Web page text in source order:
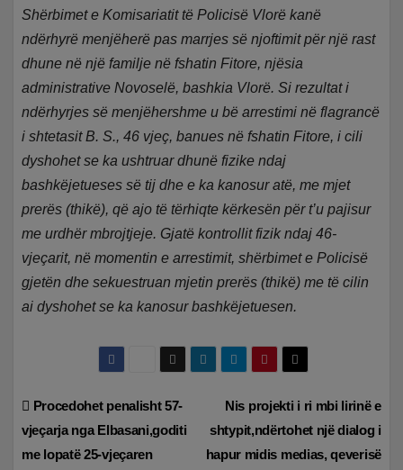
Shërbimet e Komisariatit të Policisë Vlorë kanë
ndërhyrë menjëherë pas marrjes së njoftimit për një rast
dhune në një familje në fshatin Fitore, njësia
administrative Novoselë, bashkia Vlorë. Si rezultat i
ndërhyrjes së menjëhershme u bë arrestimi në flagrancë
i shtetasit B. S., 46 vjeç, banues në fshatin Fitore, i cili
dyshohet se ka ushtruar dhunë fizike ndaj
bashkëjetueses së tij dhe e ka kanosur atë, me mjet
prerës (thikë), që ajo të tërhiqte kërkesën për t’u pajisur
me urdhër mbrojtjeje. Gjatë kontrollit fizik ndaj 46-
vjeçarit, në momentin e arrestimit, shërbimet e Policisë
gjetën dhe sekuestruan mjetin prerës (thikë) me të cilin
ai dyshohet se ka kanosur bashkëjetuesen.
Lëvizje
te
Nis projekti i ri mbi lirinë e
shtypit,ndërtohet një dialog i
hapur midis medias, qeverisë
Procedohet penalisht 57-
vjeçarja nga Elbasani,goditi
me lopatë 25-vjeçaren